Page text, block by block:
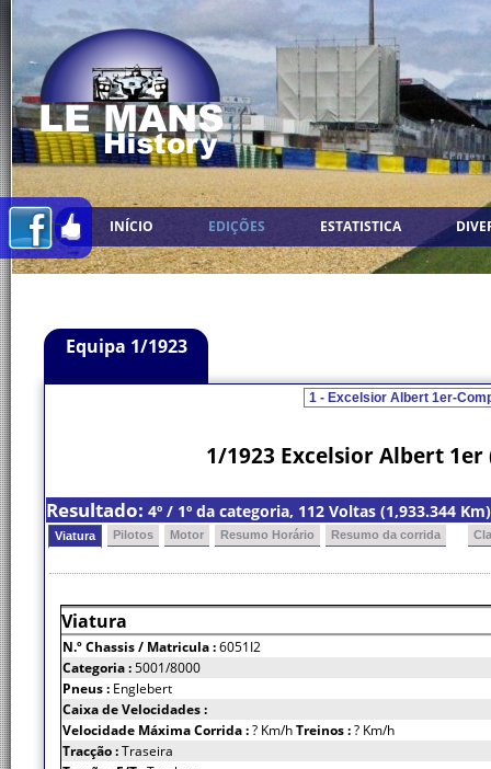
INÍCIO EDIÇÕES ESTATISTICA
Equipa 1/1923
1/1923 Excelsior Albert
Resultado: 4º / 1º da categoria, 112 Voltas (1,933.344
Viatura Pilotos Motor Resumo Horário Resumo da corrida
Viatura
N.º Chassis/ Matricula :6051I2
Categoria :5001/8000
Pneus : Englebert
Caixa de Velocidades :
Velocidade Máxima Corrida :? Km/hTreinos :? Km/h
Tracção :Traseira